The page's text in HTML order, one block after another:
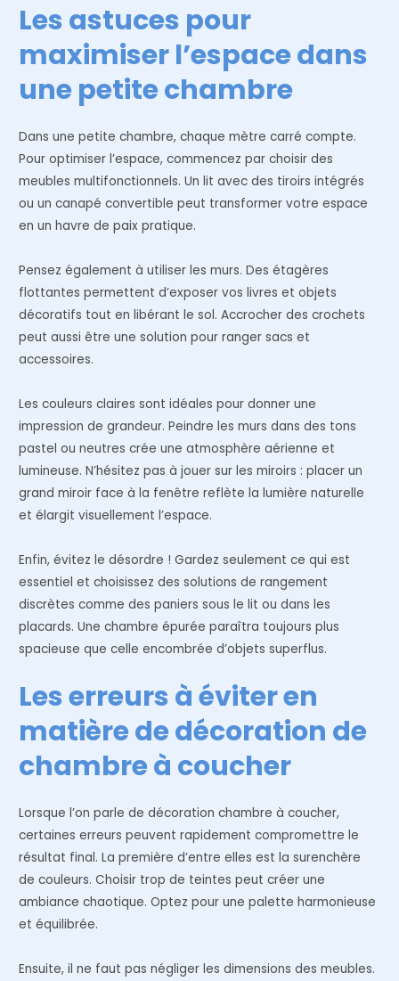
Les astuces pour
maximiser l’espace dans
une petite chambre
Dans une petite chambre, chaque mètre carré compte.
Pour optimiser l’espace, commencez par choisir des
meubles multifonctionnels. Un lit avec des tiroirs intégrés
ou un canapé convertible peut transformer votre espace
en un havre de paix pratique.
Pensez également à utiliser les murs. Des étagères
flottantes permettent d’exposer vos livres et objets
décoratifs tout en libérant le sol. Accrocher des crochets
peut aussi être une solution pour ranger sacs et
accessoires.
Les couleurs claires sont idéales pour donner une
impression de grandeur. Peindre les murs dans des tons
pastel ou neutres crée une atmosphère aérienne et
lumineuse. N’hésitez pas à jouer sur les miroirs : placer un
grand miroir face à la fenêtre reflète la lumière naturelle
et élargit visuellement l’espace.
Enfin, évitez le désordre ! Gardez seulement ce qui est
essentiel et choisissez des solutions de rangement
discrètes comme des paniers sous le lit ou dans les
placards. Une chambre épurée paraîtra toujours plus
spacieuse que celle encombrée d’objets superflus.
Les erreurs à éviter en
matière de décoration de
chambre à coucher
Lorsque l’on parle de décoration chambre à coucher,
certaines erreurs peuvent rapidement compromettre le
résultat final. La première d’entre elles est la surenchère
de couleurs. Choisir trop de teintes peut créer une
ambiance chaotique. Optez pour une palette harmonieuse
et équilibrée.
Ensuite, il ne faut pas négliger les dimensions des meubles.